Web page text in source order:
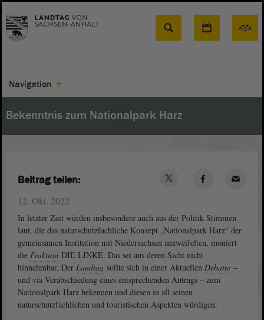
Suche
Navigation
Bekenntnis zum Nationalpark Harz
12. Okt. 2022
In letzter Zeit würden insbesondere auch aus der Politik Stimmen
laut, die das naturschutzfachliche Konzept „Nationalpark Harz“ der
gemeinsamen Institution mit Niedersachsen anzweifelten, moniert
die Fraktion DIE LINKE. Das sei aus deren Sicht nicht
hinnehmbar. Der Landtag sollte sich in einer Aktuellen Debatte –
und via Verabschiedung eines entsprechenden Antrags – zum
Nationalpark Harz bekennen und diesen in all seinen
naturschutzfachlichen und touristischen Aspekten würdigen.
Beitrag teilen: